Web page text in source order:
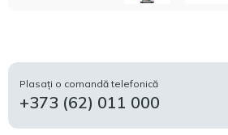
Plasați o comandă telefonică
+373 (62) 011 000